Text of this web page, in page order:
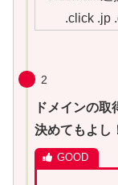
2
ドメインの
決めてもよし